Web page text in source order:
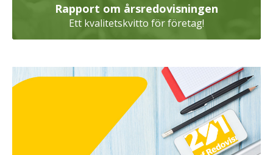
Rapport om årsredovisningen
Ett kvalitetskvitto för företag!